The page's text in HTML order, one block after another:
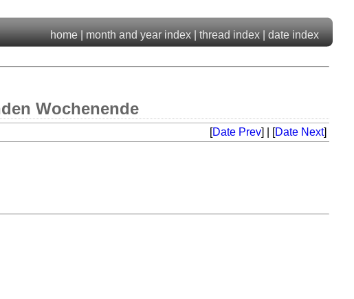
home|month and year index|thread index|date index
Wochenende
[Date Prev] | [Date Next]